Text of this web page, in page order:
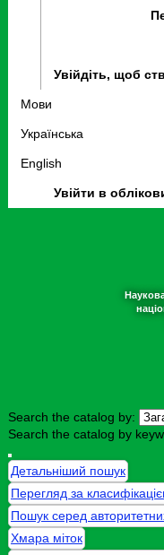
Увійдіть, щоб
Мови
Українська
English
Увійти в
Search the catalog by:
Search the catalog by
Детальніший пошук
Перегляд за
Пошук серед
Хмара міток